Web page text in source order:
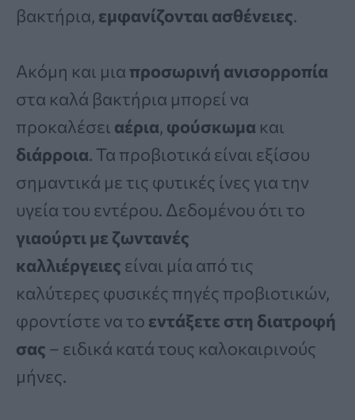
βακτήρια, εμφανίζονται ασθένειες.
Ακόμη και μια προσωρινή ανισορροπία
στα καλά βακτήρια μπορεί να
προκαλέσει αέρια, φούσκωμα και
διάρροια. Τα προβιοτικά είναι εξίσου
σημαντικά με τις φυτικές ίνες για την
υγεία του εντέρου. Δεδομένου ότι το
γιαούρτι με ζωντανές
καλλιέργειες είναι μία από τις
καλύτερες φυσικές πηγές προβιοτικών,
φροντίστε να το εντάξετε στη διατροφή
σας – ειδικά κατά τους καλοκαιρινούς
μήνες.